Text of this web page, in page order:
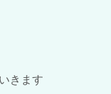
きます